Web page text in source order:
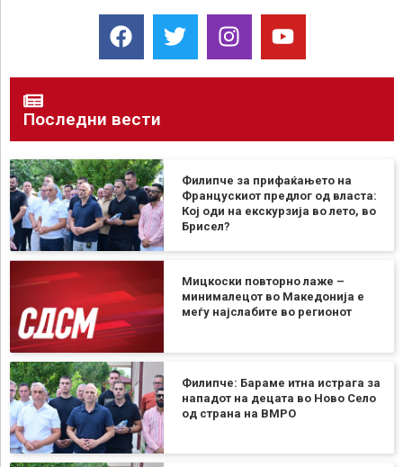
Последни вести
Филипче за прифаќањето на
Францускиот предлог од власта:
Кој оди на екскурзија во лето, во
Брисел?
Мицкоски повторно лаже –
минималецот во Македонија е
меѓу најслабите во регионот
Филипче: Бараме итна истрага за
нападот на децата во Ново Село
од страна на ВМРО